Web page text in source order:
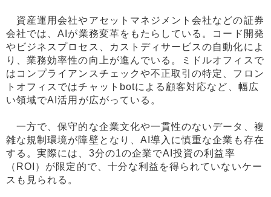
資産運用会社やアセットマネジメント会社などの証券
会社では、AIが業務変革をもたらしている。コード開発
やビジネスプロセス、カストディサービスの自動化によ
り、業務効率性の向上が進んでいる。ミドルオフィスで
はコンプライアンスチェックや不正取引の特定、フロン
トオフィスではチャットbotによる顧客対応など、幅広
い領域でAI活用が広がっている。
一方で、保守的な企業文化や一貫性のないデータ、複
雑な規制環境が障壁となり、AI導入に慎重な企業も存在
する。実際には、3分の1の企業でAI投資の利益率
（ROI）が限定的で、十分な利益を得られていないケー
スも見られる。